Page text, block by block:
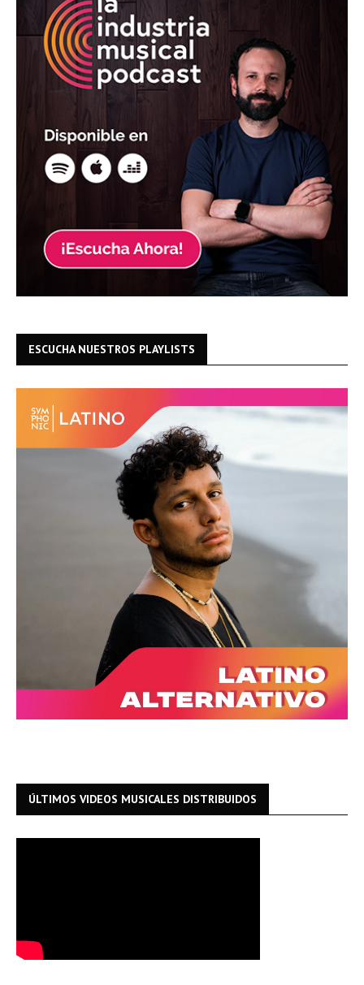
ESCUCHA NUESTROS PLAYLISTS
ÚLTIMOS VIDEOS MUSICALES DISTRIBUIDOS